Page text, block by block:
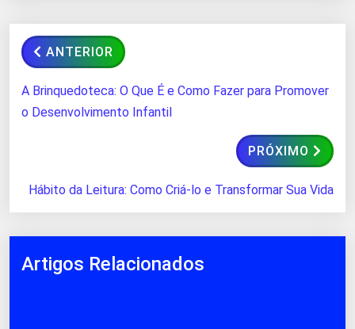
ANTERIOR
A Brinquedoteca: O Que É e Como Fazer para Promover
o Desenvolvimento Infantil
PRÓXIMO
Hábito da Leitura: Como Criá-lo e Transformar Sua Vida
Artigos Relacionados